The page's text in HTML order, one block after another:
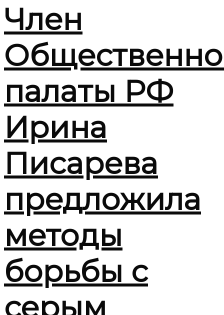
Член
палаты РФ
Ирина
Писарева
предложила
методы
борьбы с
серым